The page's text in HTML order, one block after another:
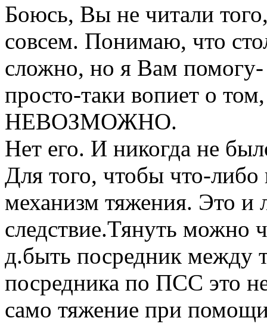
Боюсь, Вы не читали
совсем. Понимаю, что
сложно, но я Вам помогу-
просто-таки вопиет о
НЕВОЗМОЖНО.
Нет его. И никогда не
Для того, чтобы что-
механизм тяжения. Это и
следствие.Тянуть можно
д.быть посредник между
посредника по ПСС это
само тяжение при